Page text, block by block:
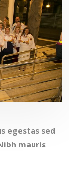
egestas sed
mauris